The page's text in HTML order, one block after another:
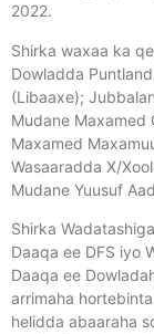
2022.
Shirka waxaa ka
Dowladda
(Libaaxe);
Mudane Maxamed
Maxamed
Wasaaradda X/
Mudane Yuusuf
Shirka
Daaqa ee DFS iyo
Daaqa ee
arrimaha
helidda abaaraha